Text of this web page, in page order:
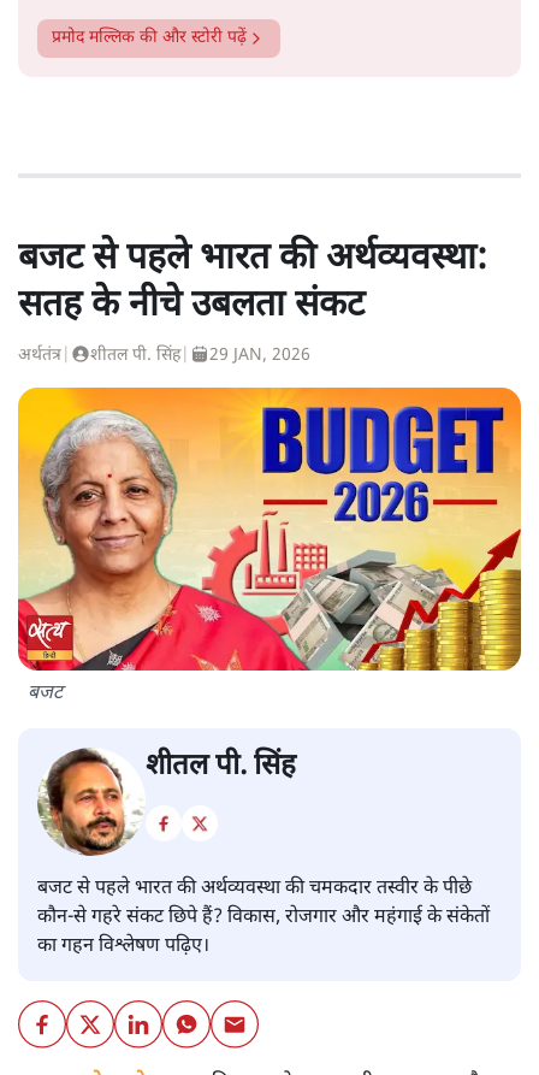
प्रमोद मल्लिक की और स्टोरी पढ़ें
बजट से पहले भारत की अर्थव्यवस्था:
सतह के नीचे उबलता संकट
अर्थतंत्र शीतल पी. सिंह| 29 JAN, 2026
बजट
शीतल पी. सिंह
बजट से पहले भारत की अर्थव्यवस्था की चमकदार तस्वीर के पीछे
कौन-से गहरे संकट छिपे हैं? विकास, रोजगार और महंगाई के संकेतों
का गहन विश्लेषण पढ़िए।